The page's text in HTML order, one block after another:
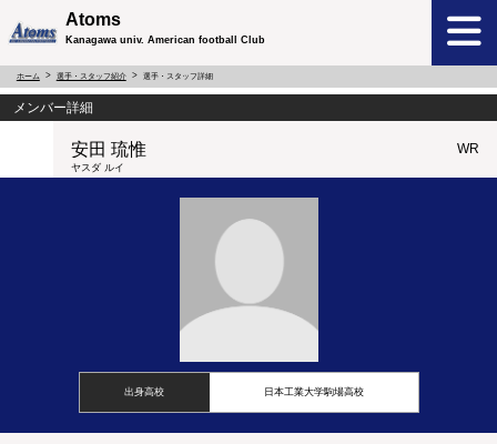
Atoms
Kanagawa univ. American football Club
ホーム 選手・スタッフ紹介 選手・スタッフ詳細
メンバー詳細
安田 琉惟
ヤスダ ルイ
WR
出身高校 日本工業大学駒場高校